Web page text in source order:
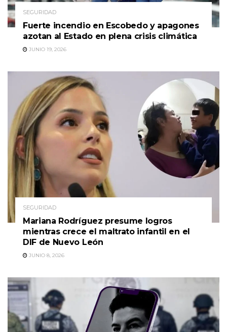
SEGURIDAD
Fuerte incendio en Escobedo y apagones
azotan al Estado en plena crisis climática
JUNIO 19, 2026
SEGURIDAD
Mariana Rodríguez presume logros
mientras crece el maltrato infantil en el
DIF de Nuevo León
JUNIO 8, 2026